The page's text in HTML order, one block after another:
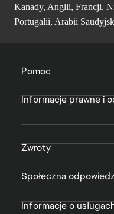
Kanady, Anglii, Francji,
Portugalii, Arabii
Pomoc
Informacje prawne i
Zwroty
Społeczna
Informacje o